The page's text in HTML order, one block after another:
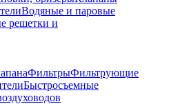
Водяные и паровые
решетки и
ФильтрыФильтрующие
Быстросъемные